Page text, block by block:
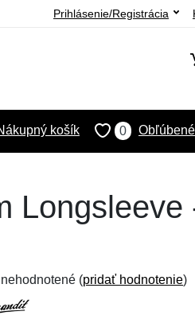
Prihlásenie/Registrácia
0 Obľúbené
košík
Longsleeve
(pridať hodnotenie)